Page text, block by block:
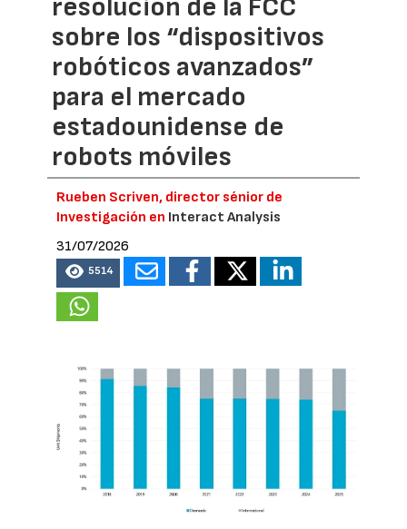
resolución de la FCC
sobre los “dispositivos
robóticos avanzados”
para el mercado
estadounidense de
robots móviles
Rueben Scriven, director sénior de
Investigación en Interact Analysis
31/07/2026
5514